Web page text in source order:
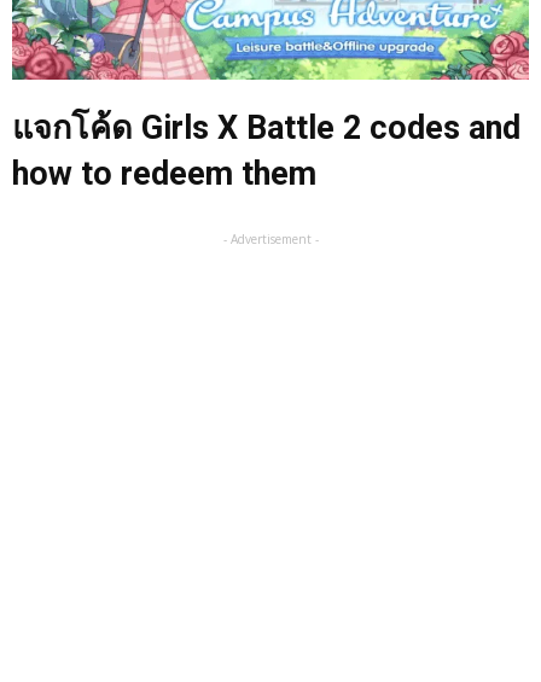
แจกโค้ด Girls X Battle 2 codes and
how to redeem them
- Advertisement -